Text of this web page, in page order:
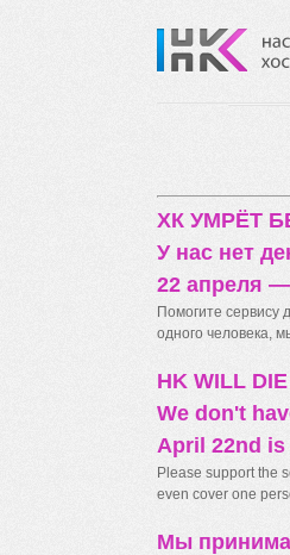
ХК УМРЁТ
У нас нет
22 апреля
Помогите сервису
одного человека,
HK WILL
We don't
April 22nd is
Please support the
even cover one
Мы